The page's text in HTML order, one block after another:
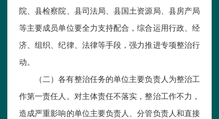
院、县检察院、县司法局、县国土资源局、县房产局
等主要成员单位要全力支持配合，综合运用行政、经
济、组织、纪律、法律等手段，强力推进专项整治行
动。
（二）各有整治任务的单位主要负责人为整治工
作第一责任人。对主体责任不落实，整治工作不力，
造成严重影响的单位主要负责人、分管负责人和直接